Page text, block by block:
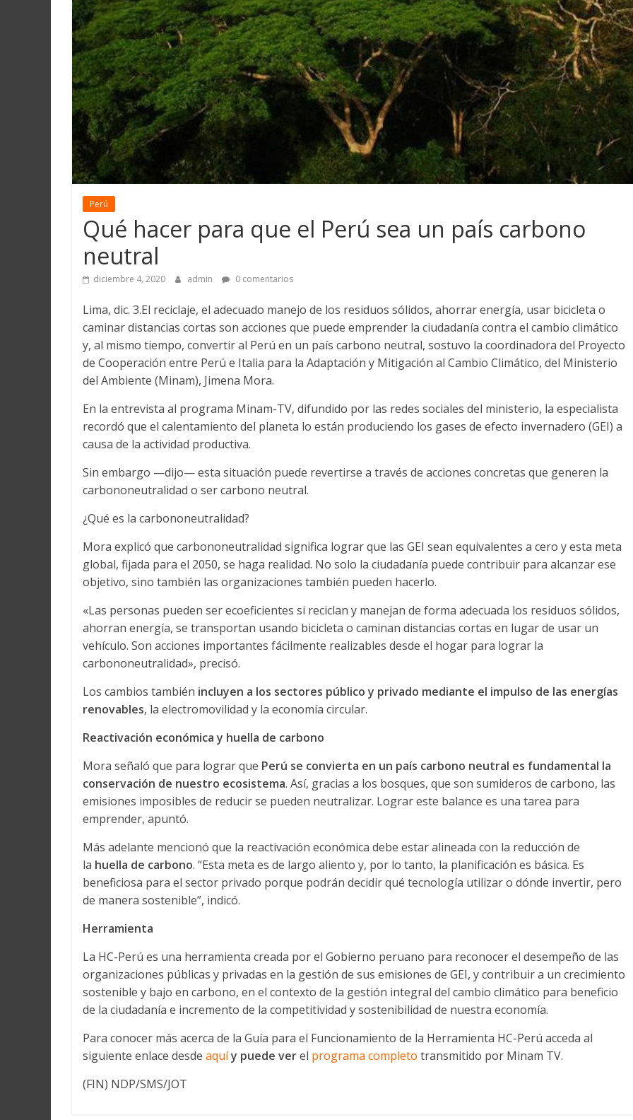
Martín
y
Loreto
Perú
Qué hacer para que el Perú sea un país carbono
neutral
diciembre 4, 2020 admin 0 comentarios
Lima, dic. 3.El reciclaje, el adecuado manejo de los residuos sólidos, ahorrar energía, usar bicicleta o
caminar distancias cortas son acciones que puede emprender la ciudadanía contra el cambio climático
y, al mismo tiempo, convertir al Perú en un país carbono neutral, sostuvo la coordinadora del Proyecto
de Cooperación entre Perú e Italia para la Adaptación y Mitigación al Cambio Climático, del Ministerio
del Ambiente (Minam), Jimena Mora.
En la entrevista al programa Minam-TV, difundido por las redes sociales del ministerio, la especialista
recordó que el calentamiento del planeta lo están produciendo los gases de efecto invernadero (GEI) a
causa de la actividad productiva.
Sin embargo —dijo— esta situación puede revertirse a través de acciones concretas que generen la
carbononeutralidad o ser carbono neutral.
¿Qué es la carbononeutralidad?
Mora explicó que carbononeutralidad significa lograr que las GEI sean equivalentes a cero y esta meta
global, fijada para el 2050, se haga realidad. No solo la ciudadanía puede contribuir para alcanzar ese
objetivo, sino también las organizaciones también pueden hacerlo.
«Las personas pueden ser ecoeficientes si reciclan y manejan de forma adecuada los residuos sólidos,
ahorran energía, se transportan usando bicicleta o caminan distancias cortas en lugar de usar un
vehículo. Son acciones importantes fácilmente realizables desde el hogar para lograr la
carbononeutralidad», precisó.
Los cambios también incluyen a los sectores público y privado mediante el impulso de las energías
renovables, la electromovilidad y la economía circular.
Reactivación económica y huella de carbono
Mora señaló que para lograr que Perú se convierta en un país carbono neutral es fundamental la
conservación de nuestro ecosistema. Así, gracias a los bosques, que son sumideros de carbono, las
emisiones imposibles de reducir se pueden neutralizar. Lograr este balance es una tarea para
emprender, apuntó.
Más adelante mencionó que la reactivación económica debe estar alineada con la reducción de
la huella de carbono. “Esta meta es de largo aliento y, por lo tanto, la planificación es básica. Es
beneficiosa para el sector privado porque podrán decidir qué tecnología utilizar o dónde invertir, pero
de manera sostenible”, indicó.
Herramienta
La HC-Perú es una herramienta creada por el Gobierno peruano para reconocer el desempeño de las
organizaciones públicas y privadas en la gestión de sus emisiones de GEI, y contribuir a un crecimiento
sostenible y bajo en carbono, en el contexto de la gestión integral del cambio climático para beneficio
de la ciudadanía e incremento de la competitividad y sostenibilidad de nuestra economía.
Para conocer más acerca de la Guía para el Funcionamiento de la Herramienta HC-Perú acceda al
siguiente enlace desde aquíy puede verel programa completo transmitido por Minam TV.
(FIN) NDP/SMS/JOT